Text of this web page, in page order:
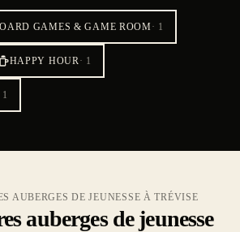
GAMES & GAME ROOM· 1
HAPPY HOUR· 1
1
AUBERGES DE JEUNESSE À TRÉVISE
auberges de jeunesse